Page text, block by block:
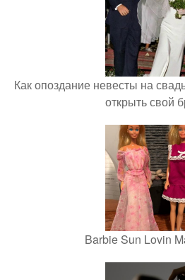
Как опоздание невесты на
открыть свой
Barbie Sun Lovin